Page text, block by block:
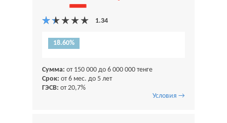
18.60%
Сумма: от 150 000 до 6 000 000 тенге
Срок: от 6 мес. до 5 лет
ГЭСВ: от 20,7%
Условия →